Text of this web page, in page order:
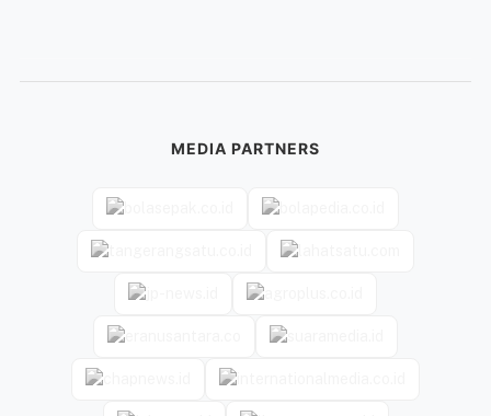
MEDIA PARTNERS